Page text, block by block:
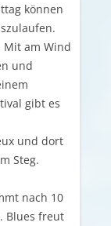
können
am Wind
und
gibt es
und dort
Steg.
nach 10
Blues freut